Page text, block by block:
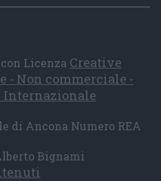
Licenza Creative
- Non commerciale -
Internazionale
di Ancona Numero REA
Bignami